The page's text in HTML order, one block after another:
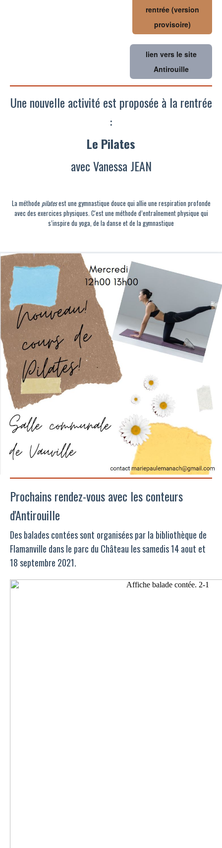
rentrée (version
provisoire)
lien vers le site
Antirouille
Une nouvelle activité est proposée à la rentrée
:
Le Pilates
avec Vanessa JEAN
La méthode pilatesest une gymnastique douce qui allie une respiration profonde
avec des exercices physiques. C'est une méthode d’entraînement physique qui
s’inspire du yoga, de la danse et de la gymnastique
Prochains rendez-vous avec les conteurs
d'Antirouille
Des balades contées sont organisées par la bibliothèque de
Flamanville dans le parc du Château les samedis 14 aout et
18 septembre 2021.